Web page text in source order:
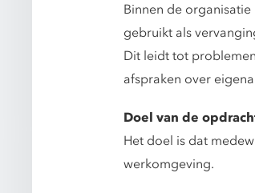
Binnen de
gebruikt als
Dit leidt tot
afspraken over
Doel van de
Het doel is dat
werkomgeving.